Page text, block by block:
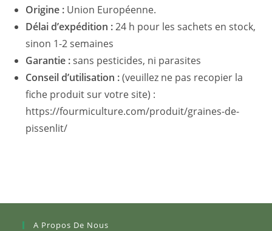
Origine : Union Européenne.
Délai d’expédition :24 h pour les sachets en stock,
sinon 1-2 semaines
Garantie :sans pesticides, ni parasites
Conseil d’utilisation :(veuillez ne pas recopier la
fiche produit sur votre site) :
https://fourmiculture.com/produit/graines-de-
pissenlit/
A Propos De Nous